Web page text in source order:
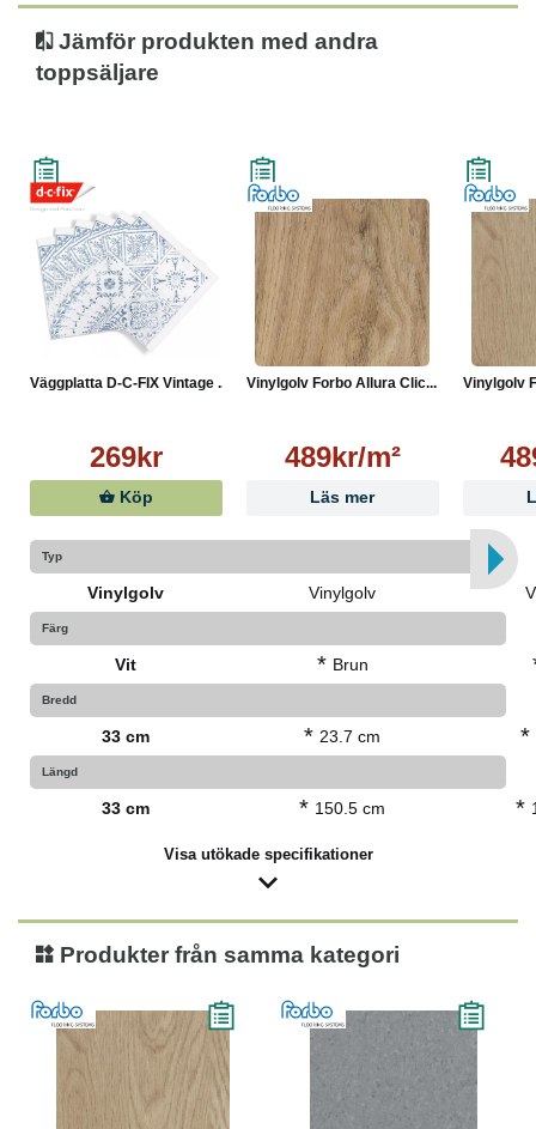
Jämför produkten med andra
toppsäljare
Väggplatta D-C-FIX Vintage ...
269kr
Köp
Vinylgolv Forbo Allura Clic...
489kr/m²
Läs mer
Vinylgolv
Typ
Vinylgolv Vinylgolv
Färg
Vit * Brun
Bredd
33 cm * 23.7 cm *
Längd
33 cm * 150.5 cm *
Visa utökade specifikationer
Produkter från samma kategori